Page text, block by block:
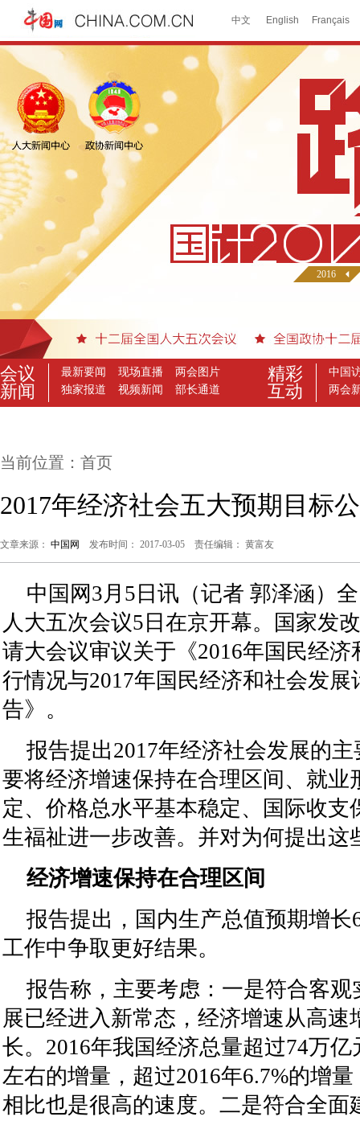
当前位置： 首页
2017年经济社会五大预期目标
文章来源： 中国网 发布时间： 2017-03-05 责任编辑： 黄富友
中国网3月5日讯（记者 郭泽涵）
人大五次会议5日在京开幕。国家发
请大会议审议关于《2016年国民经
行情况与2017年国民经济和社会发展
告》。
报告提出2017年经济社会发展的
要将经济增速保持在合理区间、就业
定、价格总水平基本稳定、国际收支
生福祉进一步改善。并对为何提出这
经济增速保持在合理区间
报告提出，国内生产总值预期增长
工作中争取更好结果。
报告称，主要考虑：一是符合客
展已经进入新常态，经济增速从高速
长。2016年我国经济总量超过74万亿
左右的增量，超过2016年6.7%的增
相比也是很高的速度。二是符合全面